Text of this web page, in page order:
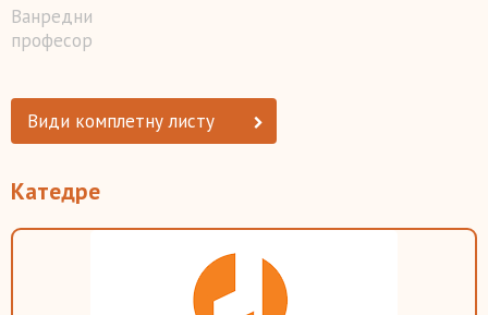
Ванредни
професор
Види комплетну листу
Катедре